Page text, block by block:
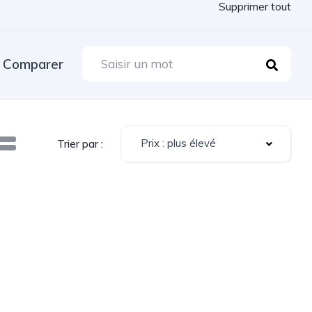
Supprimer tout
Comparer
Trier par : Prix : plus élevé